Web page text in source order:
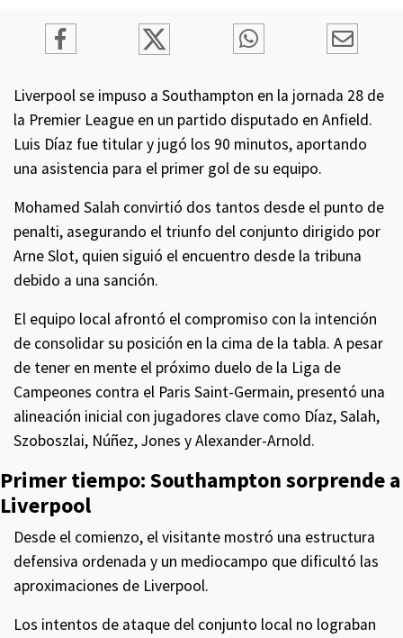
Liverpool se impuso a Southampton en la jornada 28 de
la Premier League en un partido disputado en Anfield.
Luis Díaz fue titular y jugó los 90 minutos, aportando
una asistencia para el primer gol de su equipo.
Mohamed Salah convirtió dos tantos desde el punto de
penalti, asegurando el triunfo del conjunto dirigido por
Arne Slot, quien siguió el encuentro desde la tribuna
debido a una sanción.
El equipo local afrontó el compromiso con la intención
de consolidar su posición en la cima de la tabla. A pesar
de tener en mente el próximo duelo de la Liga de
Campeones contra el Paris Saint-Germain, presentó una
alineación inicial con jugadores clave como Díaz, Salah,
Szoboszlai, Núñez, Jones y Alexander-Arnold.
Primer tiempo: Southampton sorprende a
Liverpool
Desde el comienzo, el visitante mostró una estructura
defensiva ordenada y un mediocampo que dificultó las
aproximaciones de Liverpool.
Los intentos de ataque del conjunto local no lograban